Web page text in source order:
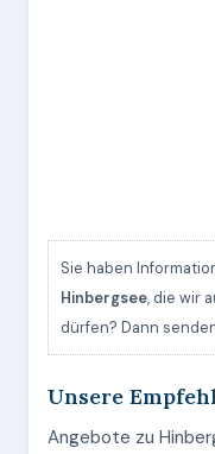
Sie haben
Hinbergsee, die wir
dürfen? Dann
Unsere
Angebote zu